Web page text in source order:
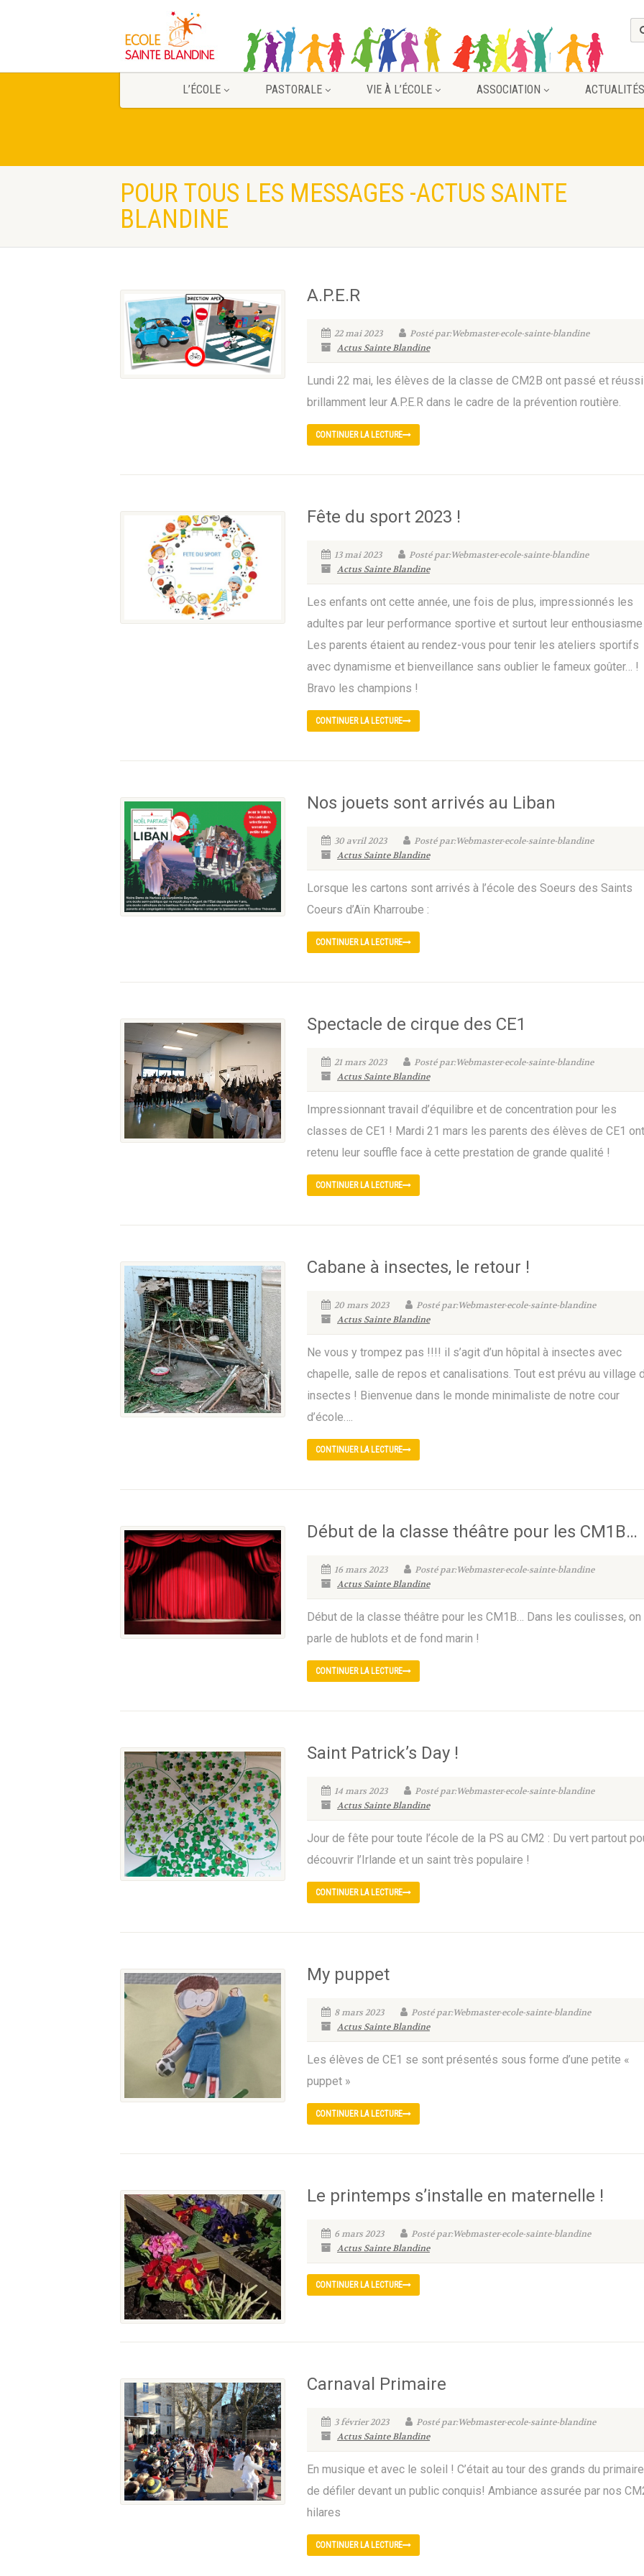
L’ÉCOLE PASTORALE VIE À L’ÉCOLE ASSOCIATION ACTUALITÉS
POUR TOUS LES MESSAGES -ACTUS SAINTE
BLANDINE
A.P.E.R
22 mai 2023
Posté par:Webmaster-ecole-sainte-blandine
Actus Sainte Blandine
Lundi 22 mai, les élèves de la classe de CM2B ont passé et réussi
brillamment leur A.P.E.R dans le cadre de la prévention routière.
CONTINUER LA LECTURE
Fête du sport 2023 !
13 mai 2023
Posté par:Webmaster-ecole-sainte-blandine
Actus Sainte Blandine
Les enfants ont cette année, une fois de plus, impressionnés les
adultes par leur performance sportive et surtout leur
Les parents étaient au rendez-vous pour tenir les ateliers sportifs
avec dynamisme et bienveillance sans oublier le fameux goûter… !
Bravo les champions !
CONTINUER LA LECTURE
Nos jouets sont arrivés au Liban
30 avril 2023
Posté par:Webmaster-ecole-sainte-blandine
Actus Sainte Blandine
Lorsque les cartons sont arrivés à l’école des Soeurs des Saints
Coeurs d’Aïn Kharroube :
CONTINUER LA LECTURE
Spectacle de cirque des CE1
21 mars 2023
Posté par:Webmaster-ecole-sainte-blandine
Actus Sainte Blandine
Impressionnant travail d’équilibre et de concentration pour les
classes de CE1 ! Mardi 21 mars les parents des élèves de CE1 ont
retenu leur souffle face à cette prestation de grande qualité !
CONTINUER LA LECTURE
Cabane à insectes, le retour !
20 mars 2023
Posté par:Webmaster-ecole-sainte-blandine
Actus Sainte Blandine
Ne vous y trompez pas !!!! il s’agit d’un hôpital à insectes avec
chapelle, salle de repos et canalisations. Tout est prévu au village
insectes ! Bienvenue dans le monde minimaliste de notre cour
d’école….
CONTINUER LA LECTURE
Début de la classe théâtre pour les CM1B…
16 mars 2023
Posté par:Webmaster-ecole-sainte-blandine
Actus Sainte Blandine
Début de la classe théâtre pour les CM1B… Dans les coulisses, on
parle de hublots et de fond marin !
CONTINUER LA LECTURE
Saint Patrick’s Day !
14 mars 2023
Posté par:Webmaster-ecole-sainte-blandine
Actus Sainte Blandine
Jour de fête pour toute l’école de la PS au CM2 : Du vert partout
découvrir l’Irlande et un saint très populaire !
CONTINUER LA LECTURE
My puppet
8 mars 2023
Posté par:Webmaster-ecole-sainte-blandine
Actus Sainte Blandine
Les élèves de CE1 se sont présentés sous forme d’une petite «
puppet »
CONTINUER LA LECTURE
Le printemps s’installe en maternelle !
6 mars 2023
Posté par:Webmaster-ecole-sainte-blandine
Actus Sainte Blandine
CONTINUER LA LECTURE
Carnaval Primaire
3 février 2023
Posté par:Webmaster-ecole-sainte-blandine
Actus Sainte Blandine
En musique et avec le soleil ! C’était au tour des grands du primaire
de défiler devant un public conquis! Ambiance assurée par nos
hilares
CONTINUER LA LECTURE